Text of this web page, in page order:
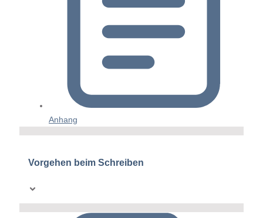
Anhang
Vorgehen beim Schreiben